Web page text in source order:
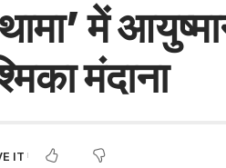
में
मंदाना